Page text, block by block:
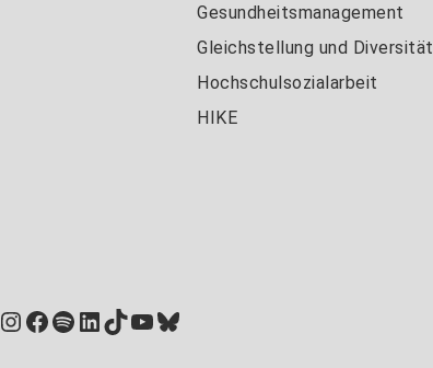
Gesundheitsmanagement
Gleichstellung und Diversität
Hochschulsozialarbeit
HIKE
Instagram
Facebook
Spotify
LinkedIn
TikTok
YouTube
Bluesky